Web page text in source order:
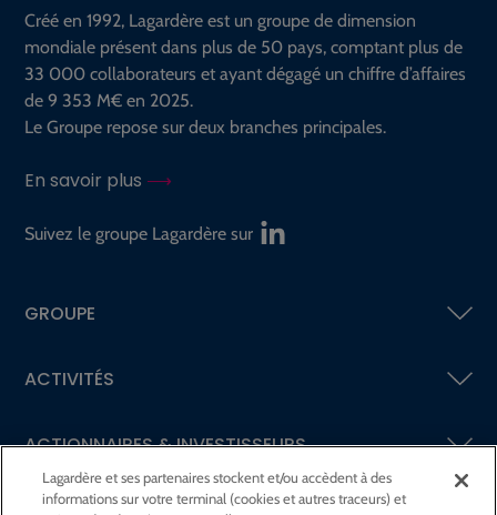
Créé en 1992, Lagardère est un groupe de dimension
mondiale présent dans plus de 50 pays, comptant plus de
33 000 collaborateurs et ayant dégagé un chiffre d’affaires
de 9 353 M€ en 2025.
Le Groupe repose sur deux branches principales.
En savoir plus
Suivez le groupe Lagardère sur
GROUPE
ACTIVITÉS
ACTIONNAIRES &INVESTISSEURS
Lagardère et ses partenaires stockent et/ou accèdent à des
informations sur votre terminal (cookies et autres traceurs) et